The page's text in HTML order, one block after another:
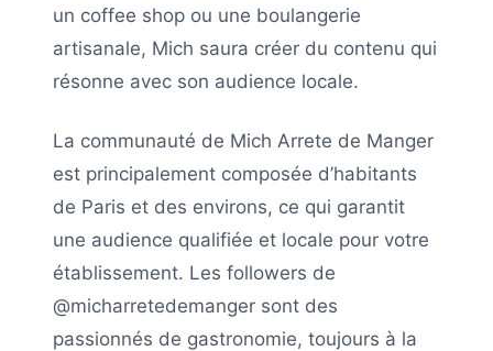
un coffee shop ou une boulangerie
artisanale, Mich saura créer du contenu qui
résonne avec son audience locale.
La communauté de Mich Arrete de Manger
est principalement composée d’habitants
de Paris et des environs, ce qui garantit
une audience qualifiée et locale pour votre
établissement. Les followers de
@micharretedemanger sont des
passionnés de gastronomie, toujours à la